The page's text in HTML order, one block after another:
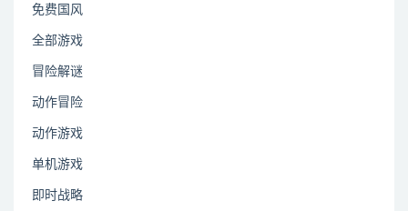
免费国风
全部游戏
冒险解谜
动作冒险
动作游戏
单机游戏
即时战略